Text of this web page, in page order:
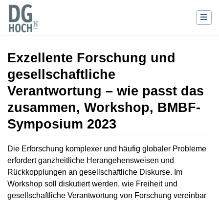
Exzellente Forschung und
gesellschaftliche
Verantwortung – wie passt das
zusammen, Workshop, BMBF-
Symposium 2023
Wechseln zu:Navigation,Suche
Die Erforschung komplexer und häufig globaler Probleme
erfordert ganzheitliche Herangehensweisen und
Rückkopplungen an gesellschaftliche Diskurse. Im
Workshop soll diskutiert werden, wie Freiheit und
gesellschaftliche Verantwortung von Forschung vereinbar